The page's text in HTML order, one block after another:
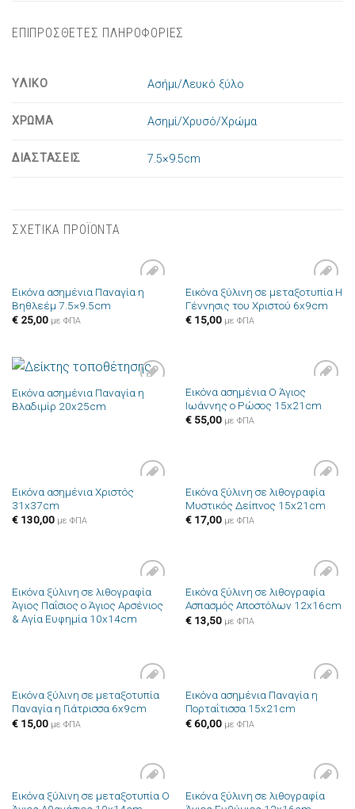
ΕΠΙΠΡΟΣΘΕΤΕΣ ΠΛΗΡΟΦΟΡΙΕΣ
ΥΛΙΚΟ Ασήμι/Λευκό ξύλο
ΧΡΩΜΑ Ασημί/Χρυσό/Χρώμα
ΔΙΑΣΤΑΣΕΙΣ 7.5×9.5cm
ΣΧΕΤΙΚΑ ΠΡΟΪΟΝΤΑ
Πρόσθήκη
Εικόνα ασημένια Παναγία η
Βηθλεέμ 7.5×9.5cm
€25,00 με ΦΠΑ
Πρόσθήκη
στην λίστα
Εικόνα ξύλινη σε μεταξοτυπία Η
Γέννησις του Χριστού 6x9cm
€15,00 με ΦΠΑ
Πρόσθήκη
Εικόνα ασημένια Παναγία η
Βλαδιμίρ 20x25cm
Πρόσθήκη
στην λίστα
Εικόνα ασημένια Ο Άγιος
Ιωάννης ο Ρώσος 15x21cm
€55,00 με ΦΠΑ
Πρόσθήκη
Εικόνα ασημένια Χριστός
31x37cm
€130,00 με ΦΠΑ
Πρόσθήκη
στην λίστα
Εικόνα ξύλινη σε λιθογραφία
Μυστικός Δείπνος 15x21cm
€17,00 με ΦΠΑ
Πρόσθήκη
στην λίστα
επιθυμιών
Εικόνα ξύλινη σε λιθογραφία
Άγιος Παΐσιος ο Άγιος Αρσένιος
& Αγία Ευφημία 10x14cm
Πρόσθήκη
στην λίστα
Εικόνα ξύλινη σε λιθογραφία
Ασπασμός Αποστόλων 12x16cm
€13,50 με ΦΠΑ
Πρόσθήκη
στην λίστα
Εικόνα ξύλινη σε μεταξοτυπία
Παναγία η Γιάτρισσα 6x9cm
€15,00 με ΦΠΑ
Πρόσθήκη
στην λίστα
Εικόνα ασημένια Παναγία η
Πορταΐτισσα 15x21cm
€60,00 με ΦΠΑ
Πρόσθήκη
Εικόνα ξύλινη σε μεταξοτυπία Ο
Πρόσθήκη
Εικόνα ξύλινη σε λιθογραφία